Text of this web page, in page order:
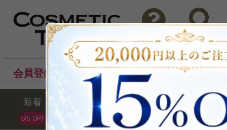
問い合わせ 検索
会員登録後のお買い物でポイントプレゼント！
新着
8/5 UP!
セール ランキング ブ